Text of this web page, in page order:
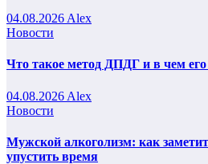
04.08.2026 Alex
Новости
Что такое метод ДПДГ и в чем
04.08.2026 Alex
Новости
Мужской алкоголизм: как
упустить время